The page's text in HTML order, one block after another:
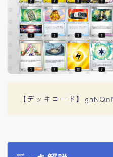
【デッキコード】